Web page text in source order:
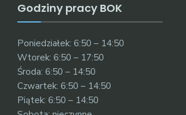
Godziny pracy BOK
Poniedziałek: 6:50 – 14:50
Wtorek: 6:50 – 17:50
Środa: 6:50 – 14:50
Czwartek: 6:50 – 14:50
Piątek: 6:50 – 14:50